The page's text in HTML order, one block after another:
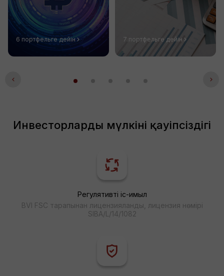
6 портфельге дейін 7 портфельге дейін
Инвесторлардың мүлкіні қауіпсіздігі
Регулятивті іс-қимыл
BVI FSC тарапынан лицензияланды, лицензия нөмірі
SIBA/L/14/1082